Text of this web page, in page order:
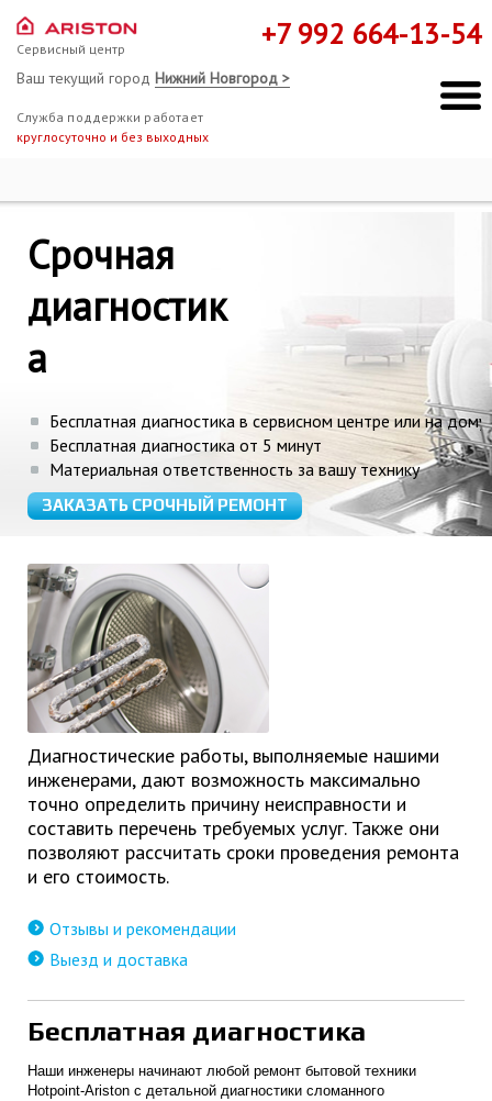
Сервисный центр
Ваш текущий город Нижний Новгород >
Служба поддержки работает
круглосуточно и без выходных
+7 992 664-13-54
Срочная
диагностик
а
Бесплатная диагностика в сервисном центре или на дому
Бесплатная диагностика от 5 минут
Материальная ответственность за вашу технику
ЗАКАЗАТЬ СРОЧНЫЙ РЕМОНТ
Диагностические работы, выполняемые нашими
инженерами, дают возможность максимально
точно определить причину неисправности и
составить перечень требуемых услуг. Также они
позволяют рассчитать сроки проведения ремонта
и его стоимость.
Отзывы и рекомендации
Выезд и доставка
Бесплатная диагностика
Наши инженеры начинают любой ремонт бытовой техники
Hotpoint-Ariston с детальной диагностики сломанного